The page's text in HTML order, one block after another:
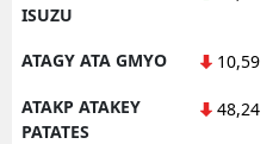
ISUZU
ATAGY ATA GMYO 10,59
ATAKP ATAKEY
PATATES
48,24